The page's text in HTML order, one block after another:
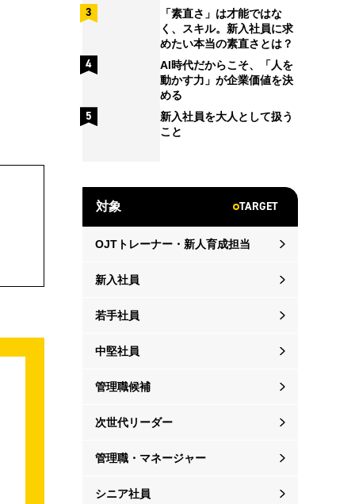
「素直さ」は才能ではな
く、スキル。新入社員に求
めたい本当の素直さとは？
AI時代だからこそ、「人を
動かす力」が企業価値を決
める
新入社員を大人として扱う
こと
対象 TARGET
OJTトレーナー・新人育成担当
新入社員
若手社員
中堅社員
管理職候補
次世代リーダー
管理職・マネージャー
シニア社員